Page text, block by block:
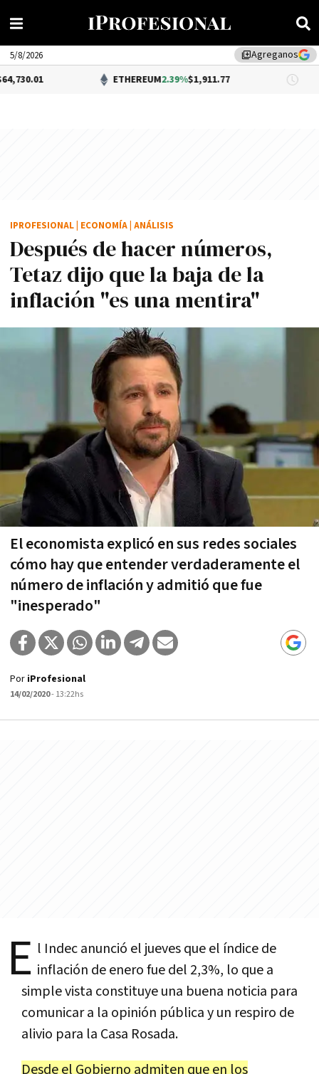
library_addAgreganos
5/8/2026
ETHEREUM2.39%$1,911.77 DÓLAR
Después de hacer números,
Tetaz dijo que la baja de la
inflación "es una mentira"
El economista explicó en sus redes sociales
cómo hay que entender verdaderamente el
número de inflación y admitió que fue
"inesperado"
IPROFESIONAL ECONOMÍA ANÁLISIS
Por iProfesional
14/02/2020- 13:22hs
E l Indec anunció el jueves que el índice de
inflación de enero fue del 2,3%, lo que a
simple vista constituye una buena noticia para
comunicar a la opinión pública y un respiro de
alivio para la Casa Rosada.
Desde el Gobierno admiten que en los